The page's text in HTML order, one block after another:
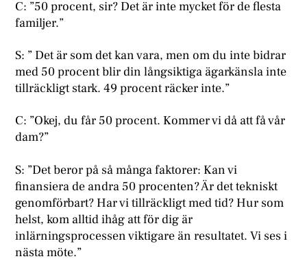
C: ”50 procent, sir? Det är inte mycket för de flesta
familjer.”
S: ” Det är som det kan vara, men om du inte bidrar
med 50 procent blir din långsiktiga ägarkänsla inte
tillräckligt stark. 49 procent räcker inte.”
C: ”Okej, du får 50 procent. Kommer vi då att få vår
dam?”
S: ”Det beror på så många faktorer: Kan vi
finansiera de andra 50 procenten? Är det tekniskt
genomförbart? Har vi tillräckligt med tid? Hur som
helst, kom alltid ihåg att för dig är
inlärningsprocessen viktigare än resultatet. Vi ses i
nästa möte.”